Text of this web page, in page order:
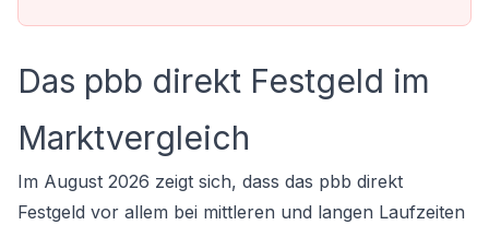
Das pbb direkt Festgeld im
Marktvergleich
Im August 2026 zeigt sich, dass das pbb direkt
Festgeld vor allem bei mittleren und langen Laufzeiten